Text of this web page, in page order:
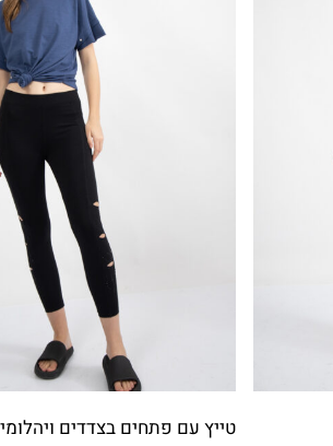
טייץ עם פתחים בצדדים